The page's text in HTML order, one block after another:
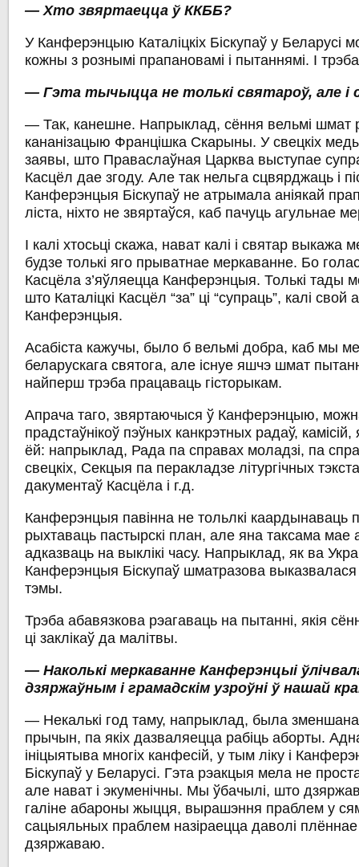
— Хто звяртаецца ў ККББ?
У Канферэнцыю Каталіцкіх Біскупаў у Беларусі
кожны з рознымі прапановамі і пытаннямі. І
— Гэта тычыцца не толькі святароў, але і
— Так, канешне. Напрыклад, сёння вельмі шмат
кананізацыю Францішка Скарыны. У свецкіх
заявы, што Праваслаўная Царква выступае
Касцёл дае згоду. Але так нельга сцвярджаць і
Канферэнцыя Біскупаў не атрымала аніякай
ліста, ніхто не звяртаўся, каб пачуць агульнае
І калі хтосьці скажа, нават калі і святар выкажа
будзе толькі яго прыватнае меркаванне. Бо
Касцёла з’яўляецца Канферэнцыя. Толькі тады
што Каталіцкі Касцёл “за” ці “супраць”, калі свой
Канферэнцыя.
Асабіста кажучы, было б вельмі добра, каб мы
беларускага святога, але існуе яшчэ шмат
найперш трэба працаваць гісторыкам.
Апрача таго, звяртаючыся ў Канферэнцыю,
прадстаўнікоў пэўных канкрэтных радаў,
ёй: напрыклад, Рада па справах моладзі, па
свецкіх, Секцыя па перакладзе літургічных
дакументаў Касцёла і г.д.
Канферэнцыя павінна не тольлкі каардынаваць
рыхтаваць пастырскі план, але яна таксама мае
адказваць на выклікі часу. Напрыклад, як ва
Канферэнцыя Біскупаў шматразова
тэмы.
Трэба абавязкова рэагаваць на пытанні, якія
ці заклікаў да малітвы.
— Наколькі меркаванне Канферэнцыі
дзяржаўным і грамадскім узроўні ў нашай
— Некалькі год таму, напрыклад, была зменшана
прычын, па якіх дазваляецца рабіць аборты.
ініцыятыва многіх канфесій, у тым ліку і
Біскупаў у Беларусі. Гэта рэакцыя мела не
але нават і экуменічны. Мы ўбачылі, што
галіне абароны жыцця, вырашэння праблем у
сацыяльных праблем назіраецца даволі
дзяржаваю.